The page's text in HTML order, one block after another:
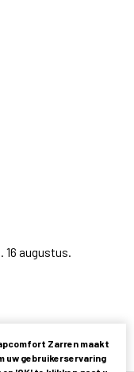
augustus.
Zarren maakt
uw gebruikerservaring